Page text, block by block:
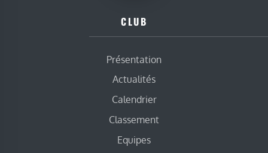
CLUB
Présentation
Actualités
Calendrier
Classement
Equipes